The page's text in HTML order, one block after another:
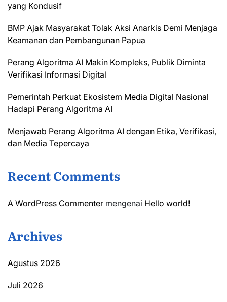
yang Kondusif
BMP Ajak Masyarakat Tolak Aksi Anarkis Demi Menjaga
Keamanan dan Pembangunan Papua
Perang Algoritma AI Makin Kompleks, Publik Diminta
Verifikasi Informasi Digital
Pemerintah Perkuat Ekosistem Media Digital Nasional
Hadapi Perang Algoritma AI
Menjawab Perang Algoritma AI dengan Etika, Verifikasi,
dan Media Tepercaya
Recent Comments
A WordPress Commenter mengenai Hello world!
Archives
Agustus 2026
Juli 2026